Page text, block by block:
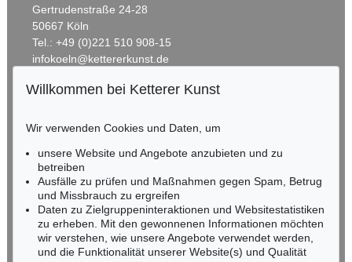
Auktion 407 - Lot 292
, 1986
Ergebnis:€ 46.360
Auktion 425 - Lot 822
Ergebnis:
Gertrudenstraße 24-28
50667 Köln
Tel.: +49 (0)221 510 908-15
infokoeln@kettererkunst.de
RHEINLAND-PFALZ
Miriam Heß
Tel.: +49 (0)62 21 58 80-038
Fax: +49 (0)62 21 58 80-595
infoheidelberg@kettererkunst.de
NORDDEUTSCHLAND
Nico Kassel, M.A.
Willkommen bei Ketterer Kunst
Wir verwenden Cookies und Daten, um
unsere Website und Angebote anzubieten und zu
betreiben
Ausfälle zu prüfen und Maßnahmen gegen Spam, Betrug
und Missbrauch zu ergreifen
Daten zu Zielgruppeninteraktionen und Websitestatistiken
zu erheben. Mit den gewonnenen Informationen möchten
wir verstehen, wie unsere Angebote verwendet werden,
und die Funktionalität unserer Website(s) und Qualität